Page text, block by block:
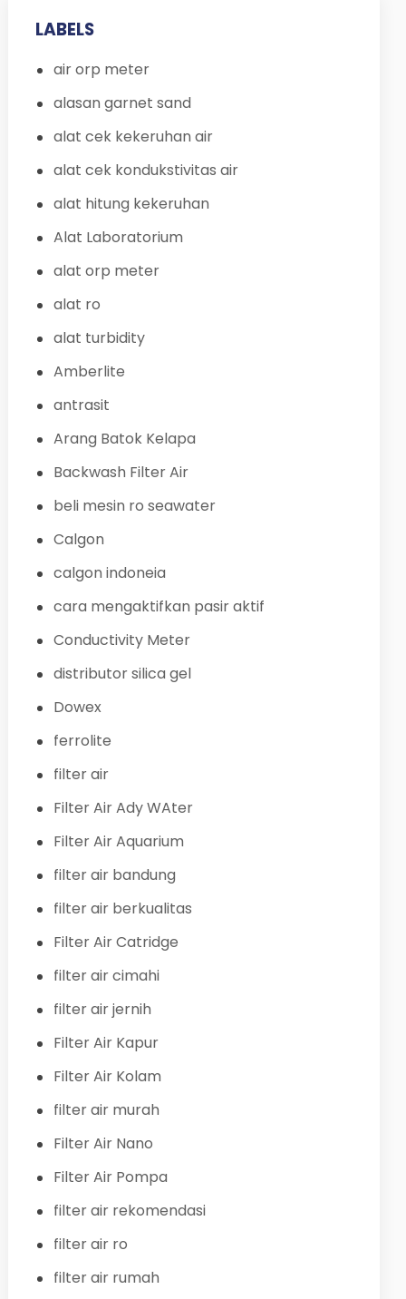
LABELS
air orp meter
alasan garnet sand
alat cek kekeruhan air
alat cek kondukstivitas air
alat hitung kekeruhan
Alat Laboratorium
alat orp meter
alat ro
alat turbidity
Amberlite
antrasit
Arang Batok Kelapa
Backwash Filter Air
beli mesin ro seawater
Calgon
calgon indoneia
cara mengaktifkan pasir aktif
Conductivity Meter
distributor silica gel
Dowex
ferrolite
filter air
Filter Air Ady WAter
Filter Air Aquarium
filter air bandung
filter air berkualitas
Filter Air Catridge
filter air cimahi
filter air jernih
Filter Air Kapur
Filter Air Kolam
filter air murah
Filter Air Nano
Filter Air Pompa
filter air rekomendasi
filter air ro
filter air rumah